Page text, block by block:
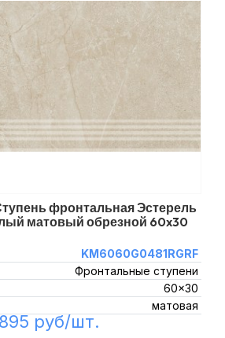
фронтальная Эстерель
матовый обрезной 60x30
KM6060G0481RGRF
Фронтальные ступени
60x30
матовая
руб/шт.